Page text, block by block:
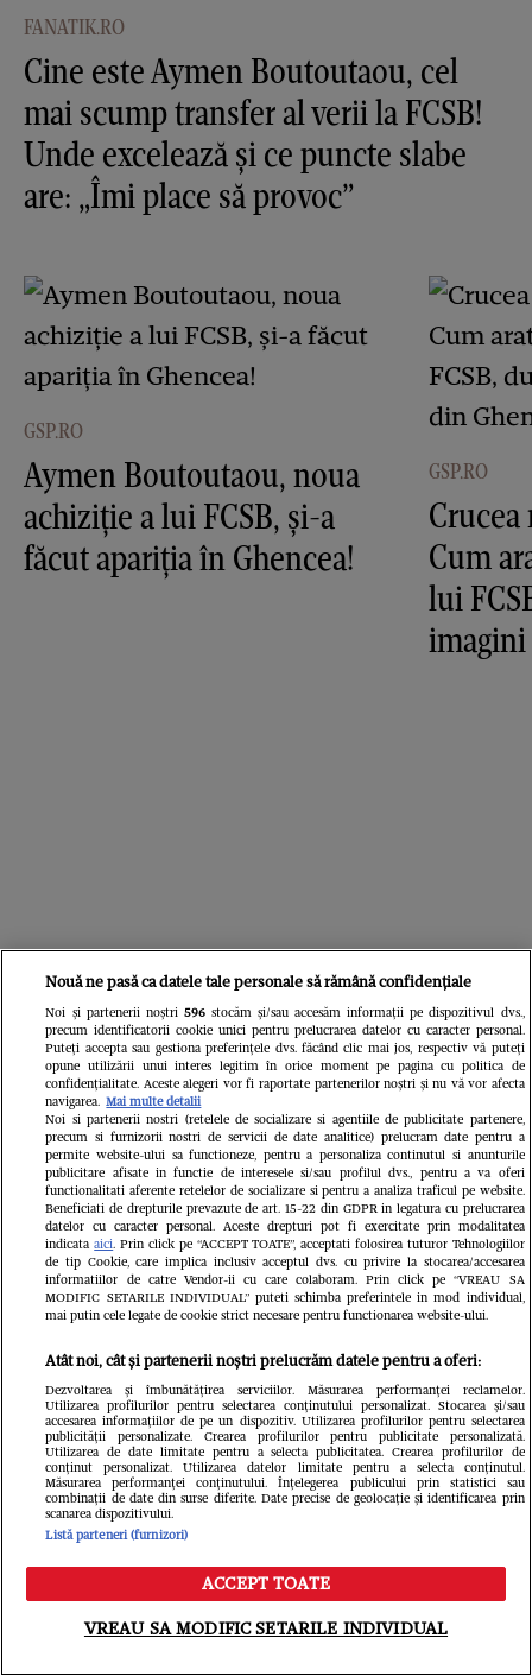
FANATIK.RO
Cine este Aymen Boutoutaou, cel
mai scump transfer al verii la FCSB!
Unde excelează și ce puncte slabe
are: „Îmi place să provoc”
GSP.RO
Aymen Boutoutaou, noua
achiziție a lui FCSB, și-a
făcut apariția în Ghencea!
GSP.RO
Crucea
Cum
lui
imagini
Libertatea
Îmbulzeală și bătaie pe promoții la
deschiderea magazinului lui Călin
Donca din București. O femeie a fost
luată cu ambulanța
Meniu Caută
Nouă ne pasă ca datele tale personale să rămână confidențiale
Noi și partenerii noștri 596stocăm și/sau accesăm informații pe dispozitivul dvs.,
precum identificatorii cookie unici pentru prelucrarea datelor cu caracter personal.
Puteți accepta sau gestiona preferințele dvs. făcând clic mai jos, respectiv vă puteți
opune utilizării unui interes legitim în orice moment pe pagina cu politica de
confidențialitate. Aceste alegeri vor fi raportate partenerilor noștri și nu vă vor afecta
navigarea. Mai multe detalii
Noi si partenerii nostri (retelele de socializare si agentiile de publicitate partenere,
precum si furnizorii nostri de servicii de date analitice) prelucram date pentru a
permite website-ului sa functioneze, pentru a personaliza continutul si anunturile
publicitare afisate in functie de interesele si/sau profilul dvs., pentru a va oferi
functionalitati aferente retelelor de socializare si pentru a analiza traficul pe website.
Beneficiati de drepturile prevazute de art. 15-22 din GDPR in legatura cu prelucrarea
datelor cu caracter personal. Aceste drepturi pot fi exercitate prin modalitatea
indicataaici. Prin click pe “ACCEPT TOATE”, acceptati folosirea tuturor Tehnologiilor
de tip Cookie, care implica inclusiv acceptul dvs. cu privire la stocarea/accesarea
informatiilor de catre Vendor-ii cu care colaboram. Prin click pe “VREAU SA
MODIFIC SETARILE INDIVIDUAL” puteti schimba preferintele in mod individual,
mai putin cele legate de cookie strict necesare pentru functionarea website-ului.
Atât noi, cât și partenerii noștri prelucrăm datele pentru a oferi:
Dezvoltarea și îmbunătățirea serviciilor. Măsurarea performanței reclamelor.
Utilizarea profilurilor pentru selectarea conținutului personalizat. Stocarea și/sau
accesarea informațiilor de pe un dispozitiv. Utilizarea profilurilor pentru selectarea
publicității personalizate. Crearea profilurilor pentru publicitate personalizată.
Utilizarea de date limitate pentru a selecta publicitatea. Crearea profilurilor de
conținut personalizat. Utilizarea datelor limitate pentru a selecta conținutul.
Măsurarea performanței conținutului. Înțelegerea publicului prin statistici sau
combinații de date din surse diferite. Date precise de geolocație și identificarea prin
scanarea dispozitivului.
Listă parteneri (furnizori)
ACCEPT TOATE
VREAU SA MODIFIC SETARILE INDIVIDUAL